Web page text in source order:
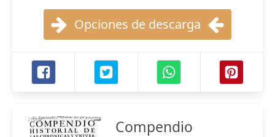
Opciones de descarga
Compendio